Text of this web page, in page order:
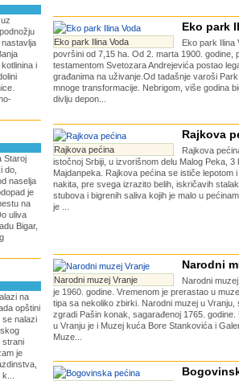
nastavlja
i
Staroj
do,
naselja
je
na
uliva
Bigar,
na
opštini
se nalazi
strani
je
Eko park Ilina Voda
Eko park
Eko park Ilina
površini od 7,15 ha. Od 2. marta 1900. godine,
testamentom Svetozara Andrejevića postao
građanima na uživanje.Od tadašnje varoši
mnoge transformacije. Nebrigom, više godina
divlju depon...
Rajkova pećina
Rajkova
Rajkova
istočnoj Srbiji, u izvorišnom delu Malog Peka, 3
Majdanpeka. Rajkova pećina se ističe lepotom
nakita, pre svega izrazito belih, iskričavih
stubova i bigrenih saliva kojih je malo u
je ...
Narodni muzej Vranje
Narodni
Narodni
je 1960. godine. Vremenom je prerastao u
tipa sa nekoliko zbirki. Narodni muzej u Vranju,
zgradi Pašin konak, sagarađenoj 1765.
u Vranju je i Muzej kuća Bore Stankovića i
Muze...